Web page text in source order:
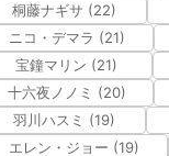
桐藤ナギサ (22)
ニコ・デマラ (21)
宝鐘マリン (21)
十六夜ノノミ (20)
羽川ハスミ (19)
エレン・ジョー (19)